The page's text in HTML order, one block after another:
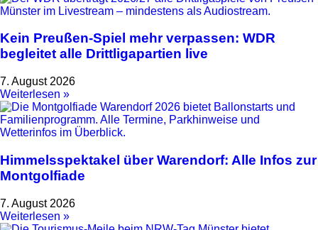
Kein Preußen-Spiel mehr verpassen: WDR
begleitet alle Drittligapartien live
7. August 2026
Weiterlesen »
Himmelsspektakel über Warendorf: Alle Infos zur
Montgolfiade
7. August 2026
Weiterlesen »